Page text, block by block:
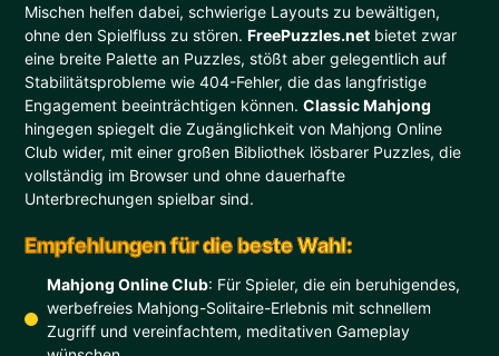
Mischen helfen dabei, schwierige Layouts zu bewältigen,
ohne den Spielfluss zu stören.FreePuzzles.net bietet zwar
eine breite Palette an Puzzles, stößt aber gelegentlich auf
Stabilitätsprobleme wie 404-Fehler, die das langfristige
Engagement beeinträchtigen können.Classic Mahjong
hingegen spiegelt die Zugänglichkeit von Mahjong Online
Club wider, mit einer großen Bibliothek lösbarer Puzzles, die
vollständig im Browser und ohne dauerhafte
Unterbrechungen spielbar sind.
Empfehlungen für die beste Wahl:
Mahjong Online Club: Für Spieler, die ein beruhigendes,
werbefreies Mahjong-Solitaire-Erlebnis mit schnellem
Zugriff und vereinfachtem, meditativen Gameplay